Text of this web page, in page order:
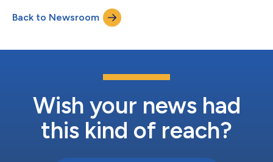
l'acquisizione, le capacità combinate creeranno una
piattaforma globale che unisce la struttura privata di
connettività ad alta velocità d...
Back to Newsroom
Wish your news had
this kind of reach?